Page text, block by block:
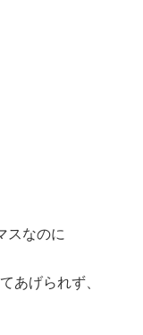
スなのに
あげられず、